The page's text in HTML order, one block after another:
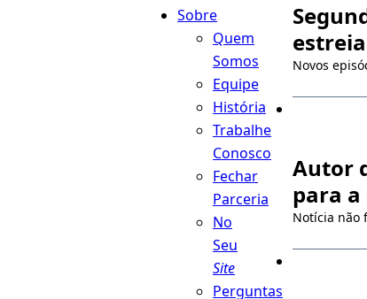
Sobre
Quem
Somos
Equipe
História
Trabalhe
Conosco
Fechar
Parceria
No
Seu
Site
Perguntas
estreia
Novos
Autor
para a
Notícia não